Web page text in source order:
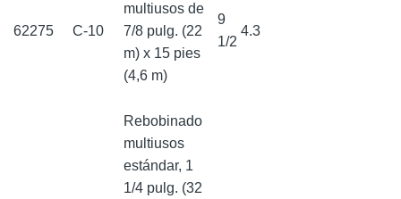
62275 C-10
multiusos de
7/8 pulg. (22
m) x 15 pies
(4,6 m)
9
1/2
4.3
Rebobinado
multiusos
estándar, 1
1/4 pulg. (32